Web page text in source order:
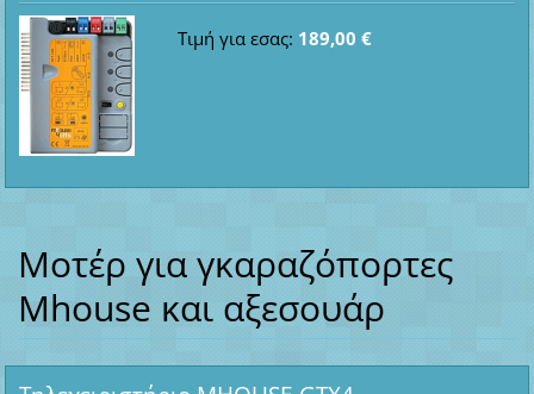
Τιμή για εσας: 189,00 €
Μοτέρ για γκαραζόπορτες
Mhouse και αξεσουάρ